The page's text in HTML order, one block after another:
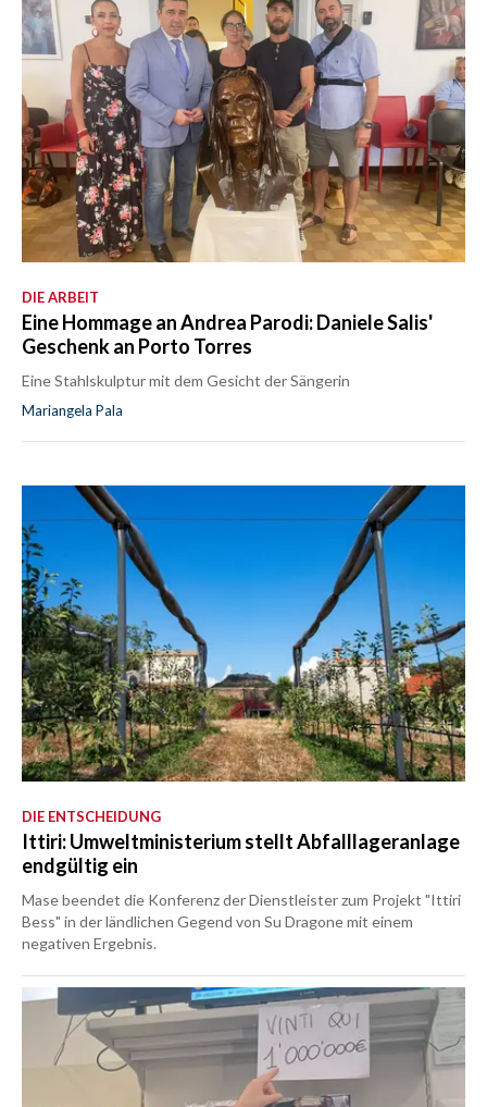
DIE ARBEIT
Eine Hommage an Andrea Parodi: Daniele Salis'
Geschenk an Porto Torres
Eine Stahlskulptur mit dem Gesicht der Sängerin
Mariangela Pala
DIE ENTSCHEIDUNG
Ittiri: Umweltministerium stellt Abfalllageranlage
endgültig ein
Mase beendet die Konferenz der Dienstleister zum Projekt "Ittiri
Bess" in der ländlichen Gegend von Su Dragone mit einem
negativen Ergebnis.